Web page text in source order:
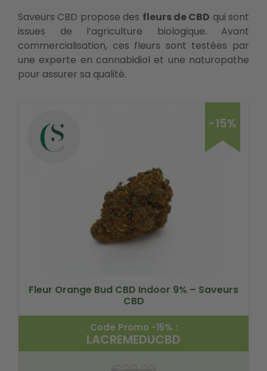
Saveurs CBD propose des fleurs de CBD qui sont
issues de l’agriculture biologique. Avant
commercialisation, ces fleurs sont testées par
une experte en cannabidiol et une naturopathe
pour assurer sa qualité.
-15%
Fleur Orange Bud CBD Indoor 9% – Saveurs
CBD
Code Promo -15% :
LACREMEDUCBD